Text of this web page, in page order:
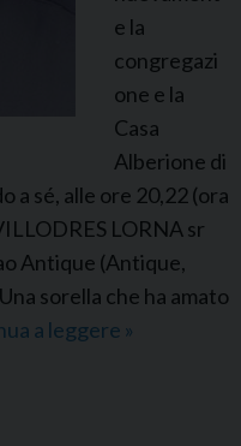
e
N
m
e
r
e la
congregazi
one e la
Casa
Alberione di
a sé, alle ore 20,22 (ora
LORNA sr
Antique (Antique,
sorella che ha amato
a leggere F
»